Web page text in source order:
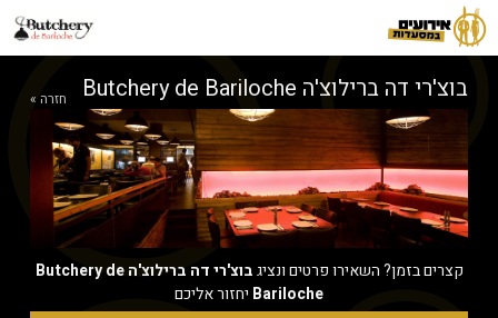
חזרה » בוצ'רי דה ברילוצ'ה Butchery de Bariloche
קצרים בזמן? השאירו פרטים ונציג
בוצ'רי דה ברילוצ'ה Butchery de
Bariloche יחזור אליכם